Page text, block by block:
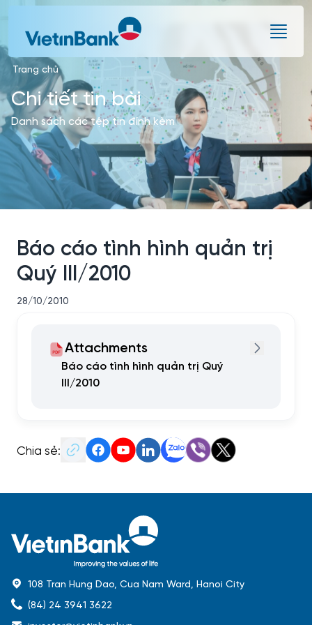
Trang chủ
Chi tiết tin bài
Danh sách các tệp tin đính kèm
Báo cáo tình hình quản trị
Quý III/2010
28/10/2010
Attachments
Báo cáo tình hình quản trị Quý
III/2010
Chia sẻ:
108 Tran Hung Dao, Cua Nam Ward, Hanoi City
(84) 24 3941 3622